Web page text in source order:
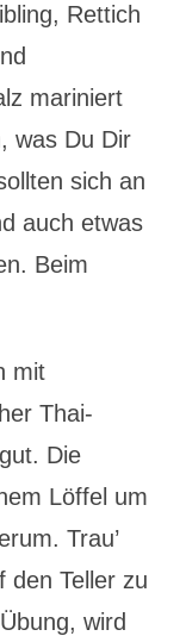
Rettich
mariniert
was Du Dir
sich an
auch etwas
Beim
mit
Thai-
Die
Löffel um
Trau’
den Teller zu
wird